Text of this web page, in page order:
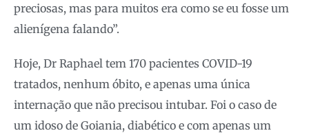
preciosas, mas para muitos era como se eu fosse um
alienígena falando”.
Hoje, Dr Raphael tem 170 pacientes COVID-19
tratados, nenhum óbito, e apenas uma única
internação que não precisou intubar. Foi o caso de
um idoso de Goiania, diabético e com apenas um